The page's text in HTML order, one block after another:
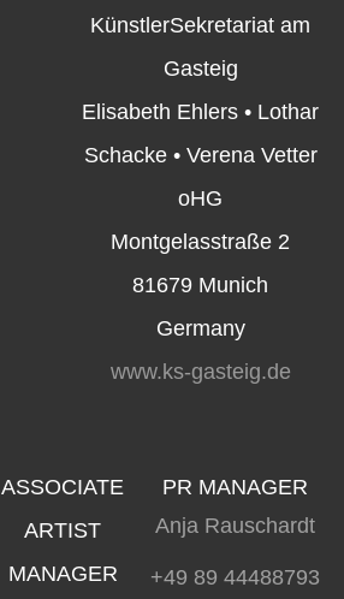
KünstlerSekretariat am
Gasteig
Elisabeth Ehlers • Lothar
Schacke • Verena Vetter
oHG
Montgelasstraße 2
81679 Munich
Germany
www.ks-gasteig.de
ASSOCIATE
ARTIST
MANAGER
PR MANAGER
Anja Rauschardt
+49 89 44488793